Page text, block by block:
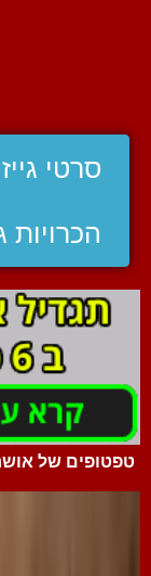
סרטי
הכרויות
טפטופים של